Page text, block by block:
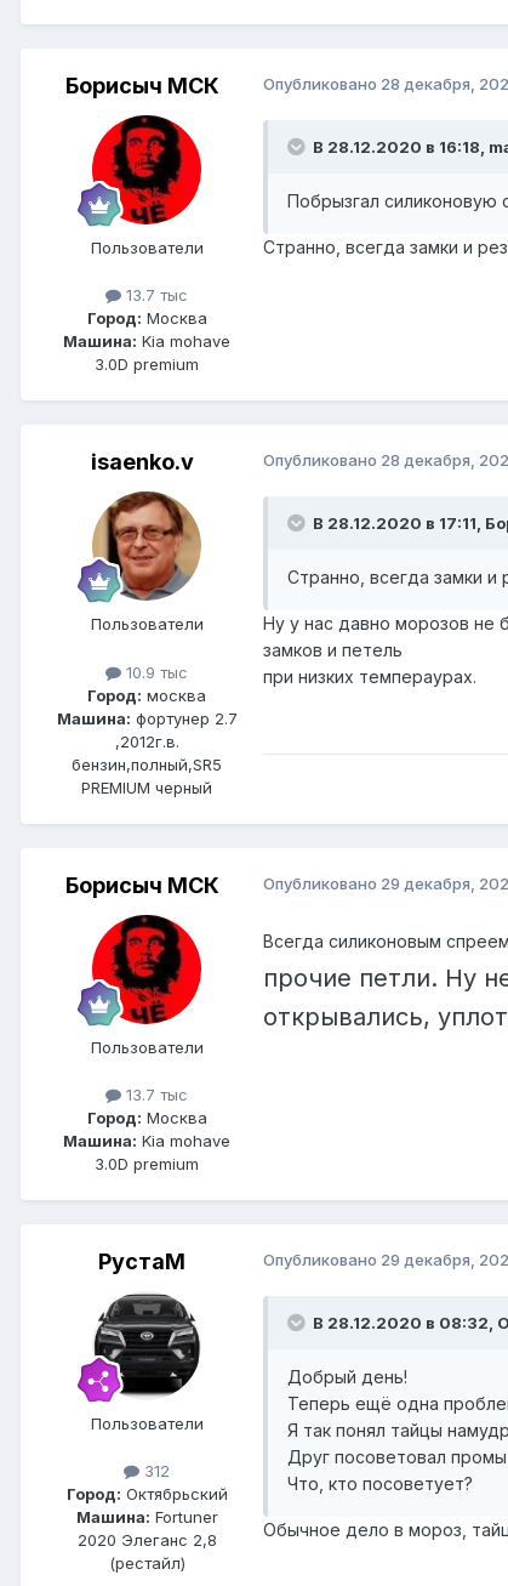
Борисыч МСК
Пользователи
13.7 тыс
Город: Москва
Машина: Kia mohave
3.0D premium
Опубликовано 28 декабря,
В 28.12.2020 в 16:18,
Побрызгал силиконовую
Странно, всегда замки и
isaenko.v
Пользователи
10.9 тыс
Город: москва
Машина: фортунер 2.7
,2012г.в.
бензин,полный,SR5
PREMIUM черный
Опубликовано 28 декабря,
В 28.12.2020 в 17:11,
Странно, всегда замки
Ну у нас давно морозов не
замков и петель
при низких темпераурах.
Борисыч МСК
Пользователи
13.7 тыс
Город: Москва
Машина: Kia mohave
3.0D premium
Опубликовано 29 декабря,
Всегда силиконовым
прочие петли. Ну
открывались,
РустаM
Пользователи
312
Город: Октябрьский
Машина: Fortuner
2020 Элеганс 2,8
(рестайл)
Опубликовано 29 декабря,
В 28.12.2020 в 08:32,
Добрый день!
Теперь ещё одна
Я так понял тайцы
Друг посоветовал
Что, кто посоветует?
Обычное дело в мороз,